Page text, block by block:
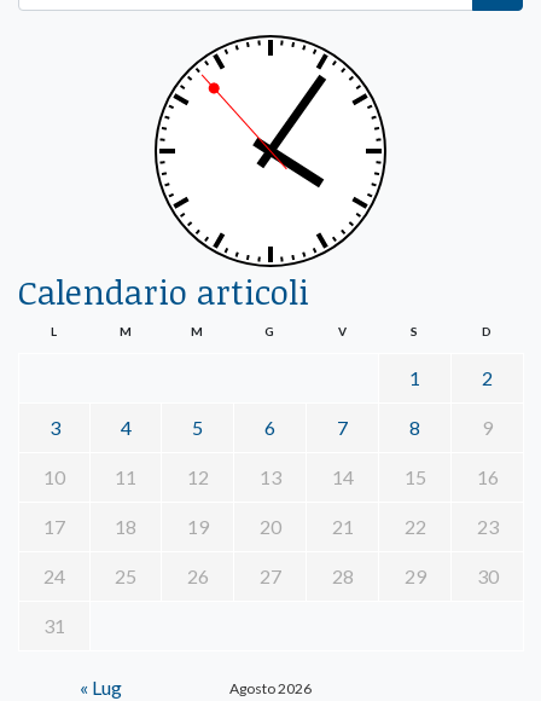
Calendario articoli
Agosto 2026
L M M G V S D
1 2
3 4 5 6 7 8 9
10 11 12 13 14 15 16
17 18 19 20 21 22 23
24 25 26 27 28 29 30
31
« Lug